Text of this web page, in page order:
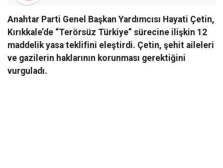
Anahtar Parti Genel Başkan Yardımcısı Hayati Çetin,
Kırıkkale’de “Terörsüz Türkiye” sürecine ilişkin 12
maddelik yasa teklifini eleştirdi. Çetin, şehit aileleri
ve gazilerin haklarının korunması gerektiğini
vurguladı.